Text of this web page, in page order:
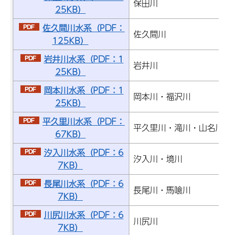
25KB）
保田川
佐久間川水系（PDF：
125KB）
佐久間川
岩井川水系（PDF：1
25KB）
岩井川
岡本川水系（PDF：1
25KB）
岡本川・福沢川
平久里川水系（PDF：
67KB）
平久里川・滝川・山名川
汐入川水系（PDF：6
7KB）
汐入川・境川
長尾川水系（PDF：6
7KB）
長尾川・馬喰川
川尻川水系（PDF：6
7KB）
川尻川